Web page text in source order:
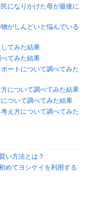
になりかけた母が最後に
がしんどいと悩んでいる
てみた結果
てみた結果
ートについて調べてみた
について調べてみた結果
ついて調べてみた結果
え方について調べてみた
い方法とは？
めてヨシケイを利用する